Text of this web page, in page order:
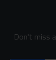
Don't miss